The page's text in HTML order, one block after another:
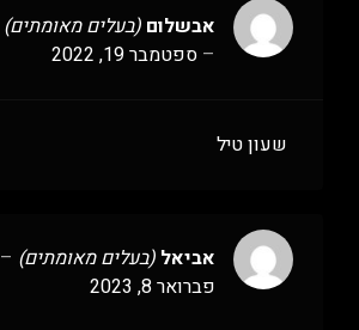
אבשלום (בעלים מאומתים)
– ספטמבר 19, 2022
שעון טיל
אביאל (בעלים מאומתים) –
פברואר 8, 2023